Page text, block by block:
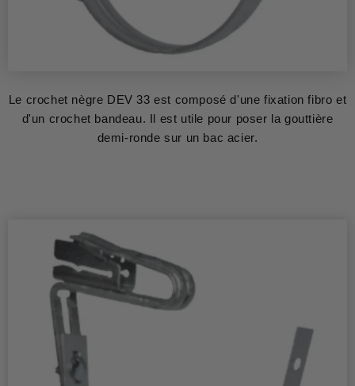
Le crochet nègre DEV 33 est composé d'une fixation fibro et
d'un crochet bandeau. Il est utile pour poser la gouttière
demi-ronde sur un bac acier.